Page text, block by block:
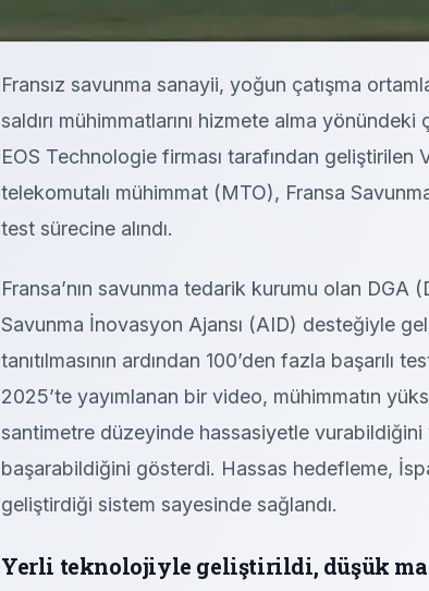
Fransız savunma sanayii, yoğun çatışma
saldırı mühimmatlarını hizmete alma
EOS Technologie firması tarafından geliştirilen
telekomutalı mühimmat (MTO), Fransa
test sürecine alındı.
Fransa’nın savunma tedarik kurumu olan DGA
Savunma İnovasyon Ajansı (AID) desteğiyle
tanıtılmasının ardından 100’den fazla başarılı
2025’te yayımlanan bir video, mühimmatın
santimetre düzeyinde hassasiyetle vurabildiğini
başarabildiğini gösterdi. Hassas hedefleme,
geliştirdiği sistem sayesinde sağlandı.
Yerli teknolojiyle geliştirildi, düşük